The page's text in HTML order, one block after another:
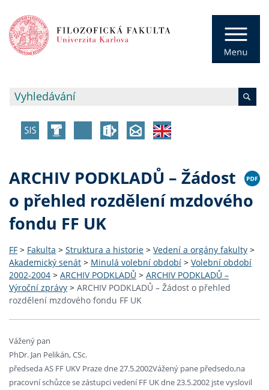
ARCHIV PODKLADŮ – Žádost
o přehled rozdělení mzdového
fondu FF UK
FF > Fakulta > Struktura a historie > Vedení a orgány fakulty >
Akademický senát > Minulá volební období > Volební období
2002-2004 > ARCHIV PODKLADŮ > ARCHIV PODKLADŮ –
Výroční zprávy > ARCHIV PODKLADŮ – Žádost o přehled
rozdělení mzdového fondu FF UK
Vážený pan
PhDr. Jan Pelikán, CSc.
předseda AS FF UKV Praze dne 27.5.2002Vážený pane předsedo,na
pracovní schůzce se zástupci vedení FF UK dne 23.5.2002 jste vyslovil